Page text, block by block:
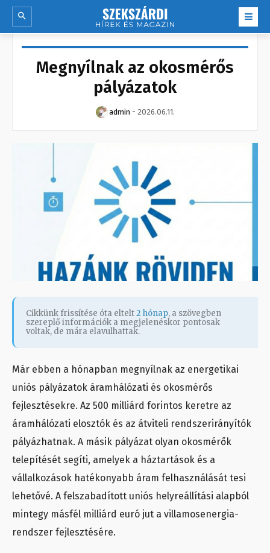
Megnyílnak az okosmérős
pályázatok
admin - 2026.06.11.
Cikkünk frissítése óta eltelt2 hónap, a szövegben
szereplő információk a megjelenéskor pontosak
voltak, de mára elavulhattak.
Már ebben a hónapban megnyílnak az energetikai
uniós pályázatok áramhálózati és okosmérős
fejlesztésekre. Az 500 milliárd forintos keretre az
áramhálózati elosztók és az átviteli rendszerirányítók
pályázhatnak. A másik pályázat olyan okosmérők
telepítését segíti, amelyek a háztartások és a
vállalkozások hatékonyabb áram felhasználását tesi
lehetővé. A felszabadított uniós helyreállítási alapból
mintegy másfél milliárd euró jut a villamosenergia-
rendszer fejlesztésére.